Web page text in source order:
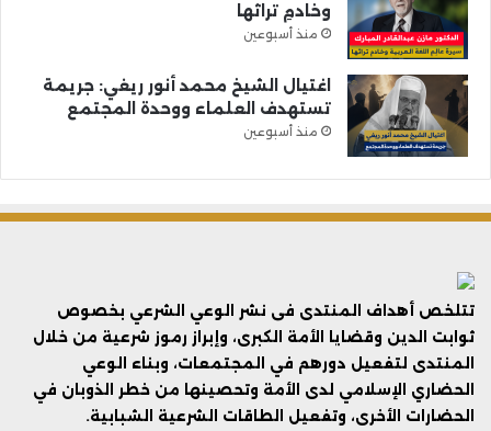
وخادمِ تراثها
منذ أسبوعين
اغتيال الشيخ محمد أنور ريغي: جريمة
تستهدف العلماء ووحدة المجتمع
منذ أسبوعين
تتلخص أهداف المنتدى فى نشر الوعي الشرعي بخصوص
ثوابت الدين وقضايا الأمة الكبرى، وإبراز رموز شرعية من خلال
المنتدى لتفعيل دورهم في المجتمعات، وبناء الوعي
الحضاري الإسلامي لدى الأمة وتحصينها من خطر الذوبان في
الحضارات الأخرى، وتفعيل الطاقات الشرعية الشبابية.